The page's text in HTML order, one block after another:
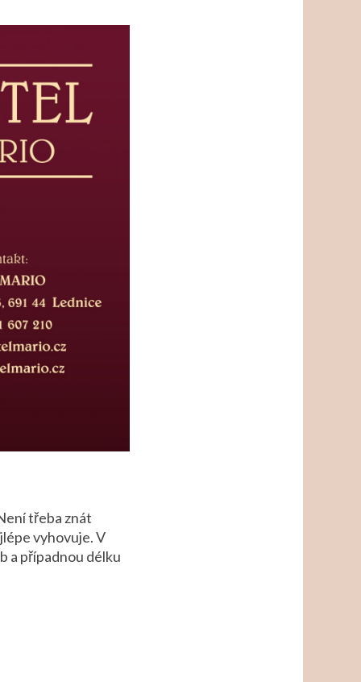
třeba znát
vyhovuje. V
a případnou délku